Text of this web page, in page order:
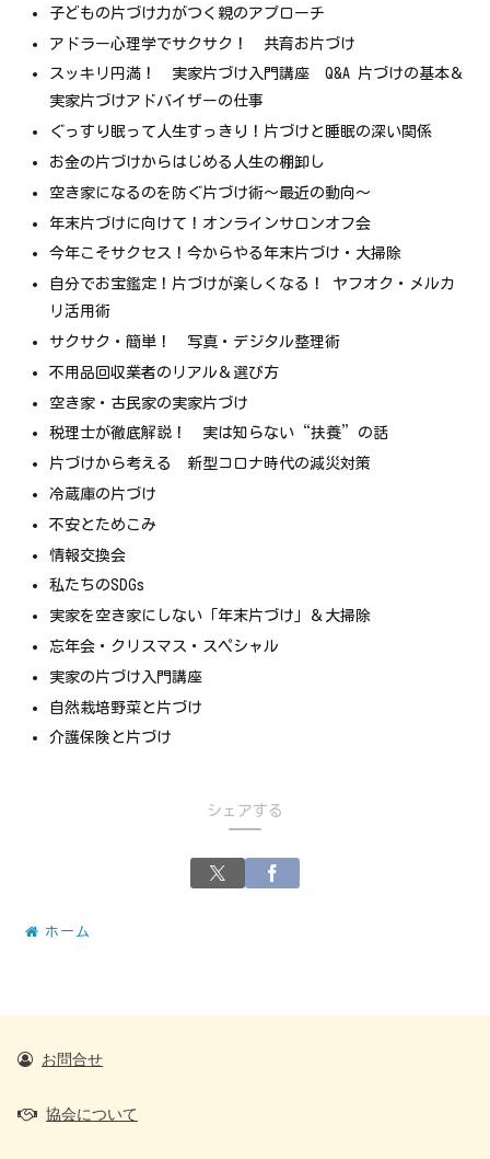
子どもの片づけ力がつく親のアプローチ
アドラー心理学でサクサク！ 共育お片づけ
スッキリ円満！ 実家片づけ入門講座 Q&A 片づけの基本＆
実家片づけアドバイザーの仕事
ぐっすり眠って人生すっきり！片づけと睡眠の深い関係
お金の片づけからはじめる人生の棚卸し
空き家になるのを防ぐ片づけ術～最近の動向～
年末片づけに向けて！オンラインサロンオフ会
今年こそサクセス！今からやる年末片づけ・大掃除
自分でお宝鑑定！片づけが楽しくなる！ ヤフオク・メルカ
リ活用術
サクサク・簡単！ 写真・デジタル整理術
不用品回収業者のリアル＆選び方
空き家・古民家の実家片づけ
税理士が徹底解説！ 実は知らない“扶養”の話
片づけから考える 新型コロナ時代の減災対策
冷蔵庫の片づけ
不安とためこみ
情報交換会
私たちのSDGs
実家を空き家にしない「年末片づけ」＆大掃除
忘年会・クリスマス・スペシャル
実家の片づけ入門講座
自然栽培野菜と片づけ
介護保険と片づけ
シェアする
ホーム
お問合せ
協会について